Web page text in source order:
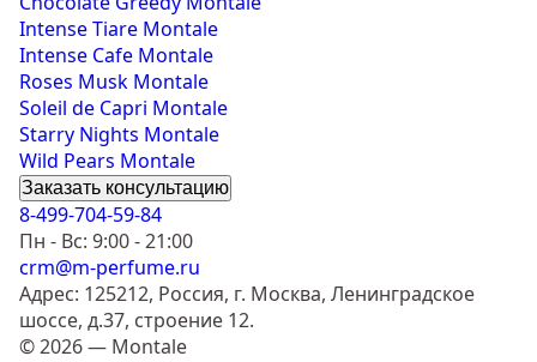
Intense Tiare Montale
Intense Cafe Montale
Roses Musk Montale
Soleil de Capri Montale
Starry Nights Montale
Wild Pears Montale
Заказать консультацию
8-499-704-59-84
Пн - Вс: 9:00 - 21:00
crm@m-perfume.ru
Адрес: 125212, Россия, г. Москва, Ленинградское
шоссе, д.37, строение 12.
© 2026 — Montale